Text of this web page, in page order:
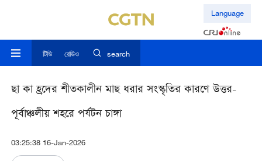
Language
টিভি রেডিও search
ছা কা হ্রদের শীতকালীন মাছ ধরার সংস্কৃতির কারণে উত্তর-
পূর্বাঞ্চলীয় শহরে পর্যটন চাঙ্গা
03:25:38 16-Jan-2026